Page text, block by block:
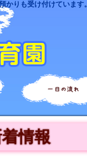
かりも受け付けています
一日の流れ
情報